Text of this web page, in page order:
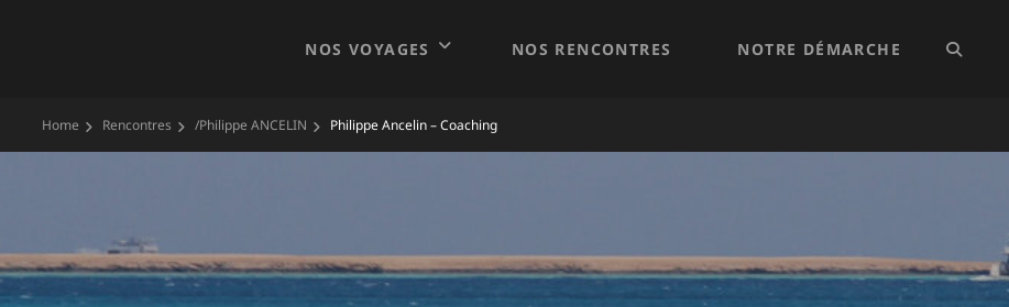
NOS VOYAGES NOS RENCONTRES NOTRE DÉMARCHE
Home Rencontres /Philippe ANCELIN Philippe Ancelin – Coaching